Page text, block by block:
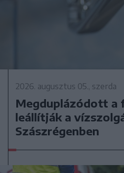
2026. augusztus 05., szerda
Megduplázódott a
leállítják a
Szászrégenben